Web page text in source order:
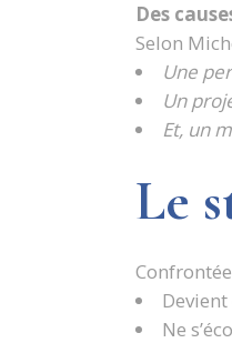
Des
Selon
Une
Un
Et, un
Le
Ne